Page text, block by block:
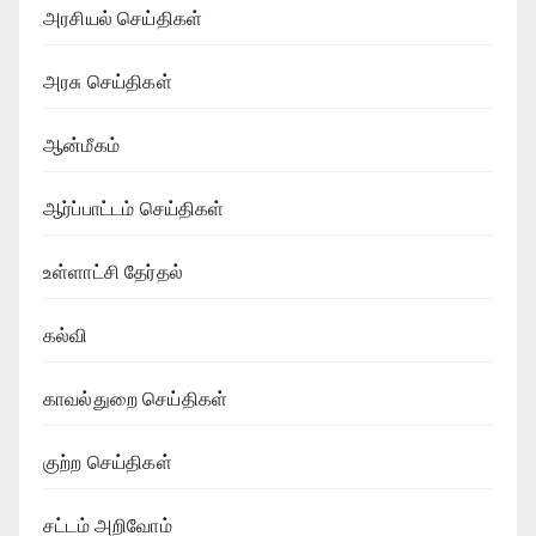
அரசியல் செய்திகள்
அரசு செய்திகள்
ஆன்மீகம்
ஆர்ப்பாட்டம் செய்திகள்
உள்ளாட்சி தேர்தல்
கல்வி
காவல்துறை செய்திகள்
குற்ற செய்திகள்
சட்டம் அறிவோம்